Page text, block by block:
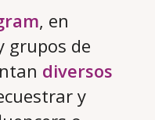
, en
grupos de
diversos
y